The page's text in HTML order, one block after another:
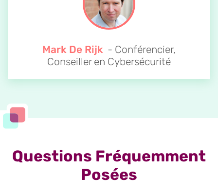
Mark De Rijk - Conférencier,
Conseiller en Cybersécurité
Questions Fréquemment
Posées